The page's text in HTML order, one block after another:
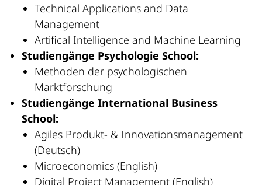
Technical Applications and Data
Management
Artifical Intelligence and Machine Learning
Studiengänge Psychologie School:
Methoden der psychologischen
Marktforschung
Studiengänge International Business
School:
Agiles Produkt- & Innovationsmanagement
(Deutsch)
Microeconomics (English)
Digital Project Management (English)